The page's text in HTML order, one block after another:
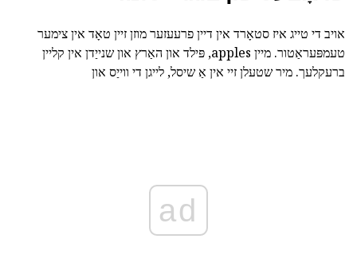
אויב די טייג איז סטאָרד אין דיין פרעעזער מוזן זיין טאָד אין צימער
טעמפּעראַטור. מיין apples, פּילד און האַרץ און שנייַדן אין קליין
ברעקלעך. מיר שטעלן זיי אין אַ שיסל, לייגן די ווייַס און
ad